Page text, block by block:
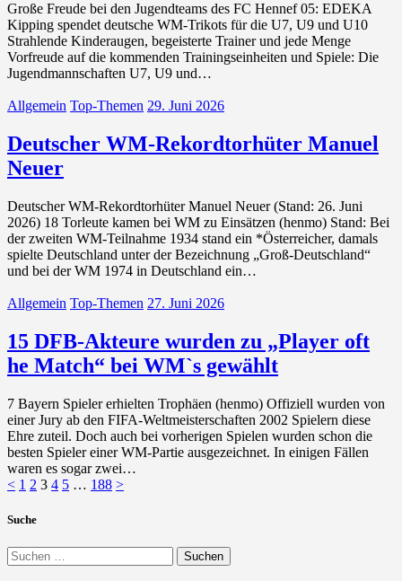
Große Freude bei den Jugendteams des FC Hennef 05: EDEKA
Kipping spendet deutsche WM-Trikots für die U7, U9 und U10
Strahlende Kinderaugen, begeisterte Trainer und jede Menge
Vorfreude auf die kommenden Trainingseinheiten und Spiele: Die
Jugendmannschaften U7, U9 und…
Allgemein Top-Themen 29. Juni 2026
Deutscher WM-Rekordtorhüter Manuel
Neuer
Deutscher WM-Rekordtorhüter Manuel Neuer (Stand: 26. Juni
2026) 18 Torleute kamen bei WM zu Einsätzen (henmo) Stand: Bei
der zweiten WM-Teilnahme 1934 stand ein *Österreicher, damals
spielte Deutschland unter der Bezeichnung „Groß-Deutschland“
und bei der WM 1974 in Deutschland ein…
Allgemein Top-Themen 27. Juni 2026
15 DFB-Akteure wurden zu „Player oft
he Match“ bei WM`s gewählt
7 Bayern Spieler erhielten Trophäen (henmo) Offiziell wurden von
einer Jury ab den FIFA-Weltmeisterschaften 2002 Spielern diese
Ehre zuteil. Doch auch bei vorherigen Spielen wurden schon die
besten Spieler einer WM-Partie ausgezeichnet. In einigen Fällen
waren es sogar zwei…
Seitennummerierung
der
< Seite
1 Seite
2 Seite
3 Seite
4 Seite
5 … Seite
188 >
Suche
Suchen
nach: